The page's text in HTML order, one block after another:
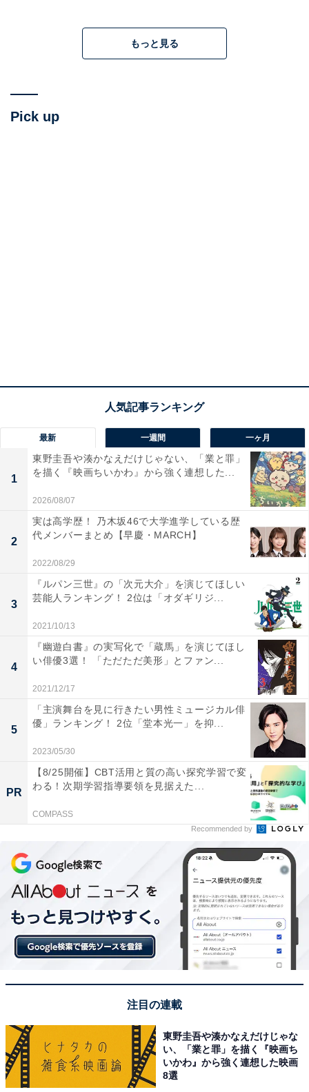
『肉弾』の主人公は、軍人を利用し、王になろうともす
る傲慢（ごうまん）さもあったムスカとは完全に正反対
忘れられないラスト」まで、ぜひ見届けてほしい
江戸時代後期に描かれた長編小説『南総里見八犬伝』、
その翻案である『新・里見八犬伝』を、『仁義なき戦
い』シリーズや『バトル・ロワイアル』（2000年）で知
られる深作欣二監督が映画化した作品で、その内容は
「チャンバラ活劇」ともいえるエンターテインメント。
8人の剣士、活発なお姫様、恐るべき妖怪の女性などの
個性的なキャラクター、さらに特撮によるファンタジー
の世界観は今でもとても魅力的に見えます。
寺田農が演じる犬村大角は口数こそ少ないですが、学問
と武芸に秀でているゆえの冷静沈着なたたずまいや、銃
と爆薬を使う立ち回り
は強く印象に残ります。仲間であ
るはずの主人公・犬江親兵衛（真田広之）を疑って銃で
撃つという冷酷な判断をしたこともありましたが、和解
を経た後の最終決戦での戦いぶりは「壮絶」のひと言。
ムスカもまた、シータのおさげを撃つなど銃の名手と思
わせるシーンはありましたが、その顛末（てんまつ）や
人間としての在り方は正反対といえるでしょう。
なお、『南総里見八犬伝』の作者・曲亭馬琴（滝沢馬
琴）と葛飾北斎が交流する“実話”パートと、『南総里見
く映画『八犬伝』も2024年10月25日より公開されます。
こちらの公開前に見ておくのも良いでしょう。
ムスカ役以外のアニメ作品も
もっと見る
Pick up
最新 一週間 一ヶ月
1
東野圭吾や湊かなえだけじゃない、「業と罪」
を描く『映画ちいかわ』から強く連想した...
2026/08/07
2
実は高学歴！ 乃木坂46で大学進学している歴
代メンバーまとめ【早慶・MARCH】
2022/08/29
3
『ルパン三世』の「次元大介」を演じてほしい
芸能人ランキング！ 2位は「オダギリジ...
2021/10/13
4
『幽遊白書』の実写化で「蔵馬」を演じてほし
い俳優3選！ 「ただただ美形」とファン...
2021/12/17
5
「主演舞台を見に行きたい男性ミュージカル俳
優」ランキング！ 2位「堂本光一」を抑...
2023/05/30
PR
【8/25開催】CBT活用と質の高い探究学習で変
わる！次期学習指導要領を見据えた...
COMPASS
Recommended by
注目の連載
東野圭吾や湊かなえだけじゃな
い、「業と罪」を描く『映画ち
いかわ』から強く連想した映画
8選